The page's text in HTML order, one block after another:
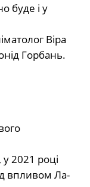
буде і у
Віра
Горбань.
у 2021 році
впливом Ла-